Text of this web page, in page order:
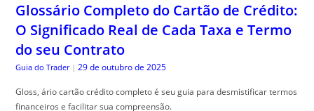
Glossário Completo do Cartão de Crédito:
O Significado Real de Cada Taxa e Termo
do seu Contrato
Guia do Trader | 29 de outubro de 2025
Gloss, ário cartão crédito completo é seu guia para desmistificar termos
financeiros e facilitar sua compreensão.